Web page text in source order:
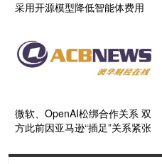
采用开源模型降低智能体费用
微软、OpenAI松绑合作关系 双
方此前因亚马逊“插足”关系紧张